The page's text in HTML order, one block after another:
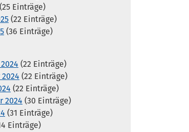
(25 Einträge)
(22 Einträge)
(36 Einträge)
(22 Einträge)
(22 Einträge)
(22 Einträge)
2024 (30 Einträge)
(31 Einträge)
Einträge)